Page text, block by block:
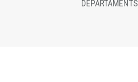
DEPARTAMENTS